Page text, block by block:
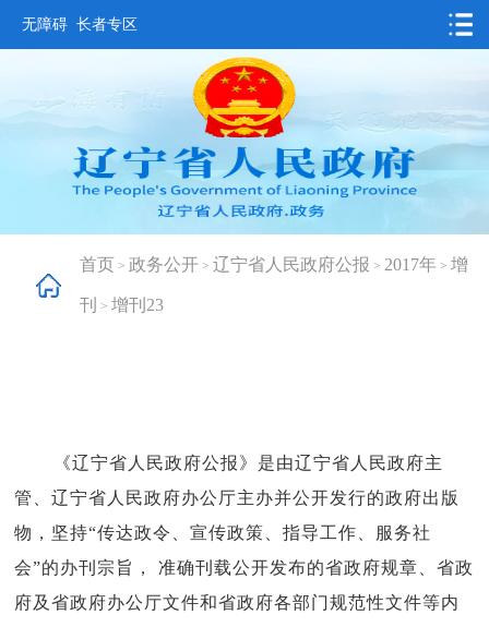
无障碍 长者专区
要闻动态
政务公开
互动交流
首页 > 政务公开 > 辽宁省人民政府公报 > 2017年 > 增
刊 > 增刊23
《辽宁省人民政府公报》是由辽宁省人民政府主
管、辽宁省人民政府办公厅主办并公开发行的政府出版
物，坚持“传达政令、宣传政策、指导工作、服务社
会”的办刊宗旨， 准确刊载公开发布的省政府规章、省政
府及省政府办公厅文件和省政府各部门规范性文件等内